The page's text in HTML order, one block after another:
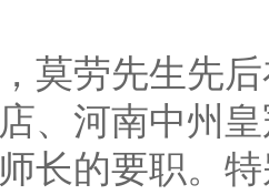
莫劳先生先
、河南中州
长的要职。